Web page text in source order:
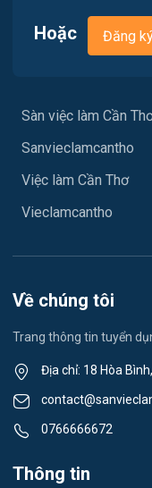
Xây dựng
Ngành khác
Vệ sinh công nghiệp
Thể dục - thể thao
Lái xe
Tiếng Nhật
Việc làm Ngã Bảy
Việc làm Sóc Trăng
Việc làm Mỹ Xuyên
Việc làm Vĩnh Phước
Việc làm Nhơn Ái
Việc làm Đông Thuận
Việc làm Trường Xuân
Hoặc Đăng
Sàn việc làm Cần
Sanvieclamcantho
Việc làm Cần Thơ
Vieclamcantho
Về chúng tôi
Trang thông tin tuyển
Địa chỉ: 18 Hòa
0766666672
Thông tin